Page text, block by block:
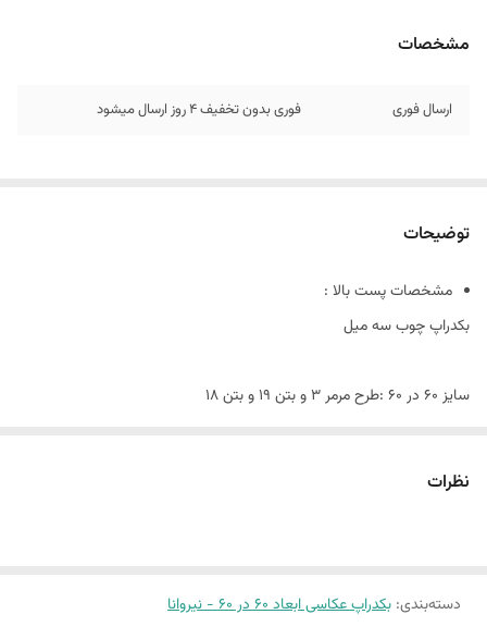
مشخصات
ارسال فوری فوری بدون تخفیف 4 روز ارسال میشود
توضیحات
مشخصات پست بالا :
بکدراپ چوب سه میل
سایز ۶٠ در ۶٠ :طرح مرمر 3 و بتن 19 و بتن 18
نظرات
دسته‌بندی: بکدراپ عکاسی ابعاد 60 در 60 - نیروانا